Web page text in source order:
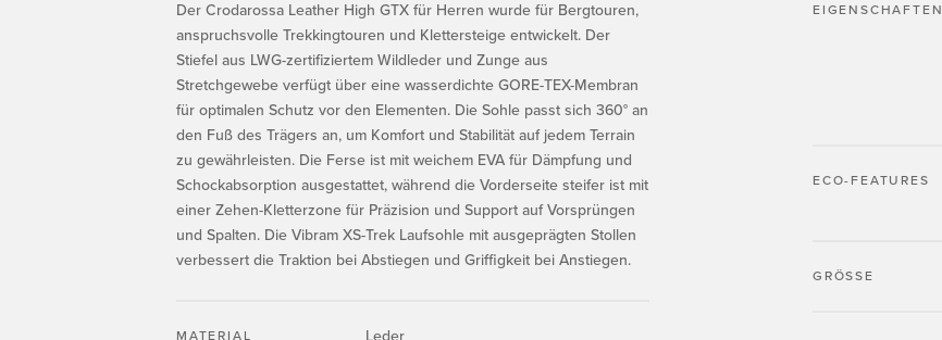
Der Crodarossa Leather High GTX für Herren wurde für Bergtouren,
anspruchsvolle Trekkingtouren und Klettersteige entwickelt. Der
Stiefel aus LWG-zertifiziertem Wildleder und Zunge aus
Stretchgewebe verfügt über eine wasserdichte GORE-TEX-Membran
für optimalen Schutz vor den Elementen. Die Sohle passt sich 360° an
den Fuß des Trägers an, um Komfort und Stabilität auf jedem Terrain
zu gewährleisten. Die Ferse ist mit weichem EVA für Dämpfung und
Schockabsorption ausgestattet, während die Vorderseite steifer ist mit
einer Zehen-Kletterzone für Präzision und Support auf Vorsprüngen
und Spalten. Die Vibram XS-Trek Laufsohle mit ausgeprägten Stollen
verbessert die Traktion bei Abstiegen und Griffigkeit bei Anstiegen.
MATERIAL Leder
EIGENSCHAFTEN
ECO-FEATURES
GRÖSSE